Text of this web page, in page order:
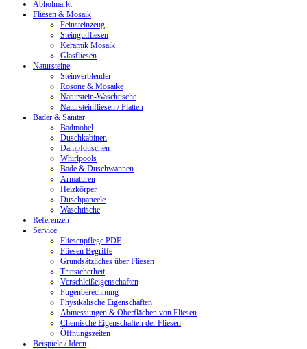
Abholmarkt
Fliesen & Mosaik
Feinsteinzeug
Steingutfliesen
Keramik Mosaik
Glasfliesen
Natursteine
Steinverblender
Rosone & Mosaike
Naturstein-Waschtische
Natursteinfliesen / Platten
Bäder & Sanitär
Badmöbel
Duschkabinen
Dampfduschen
Whirlpools
Bade & Duschwannen
Armaturen
Heizkörper
Duschpaneele
Waschtische
Referenzen
Service
Fliesenpflege PDF
Fliesen Begriffe
Grundsätzliches über Fliesen
Trittsicherheit
Verschleißeigenschaften
Fugenberechnung
Physikalische Eigenschaften
Abmessungen & Oberflächen von Fliesen
Chemische Eigenschaften der Fliesen
Öffnungszeiten
Beispiele / Ideen